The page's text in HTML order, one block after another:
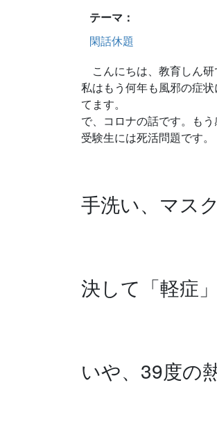
テーマ：
閑話休題
こんにちは、教育しん研
私はもう何年も風邪の症
てます。
で、コロナの話です。も
受験生には死活問題です。
手洗い、マス
決して「軽症
いや、39度の